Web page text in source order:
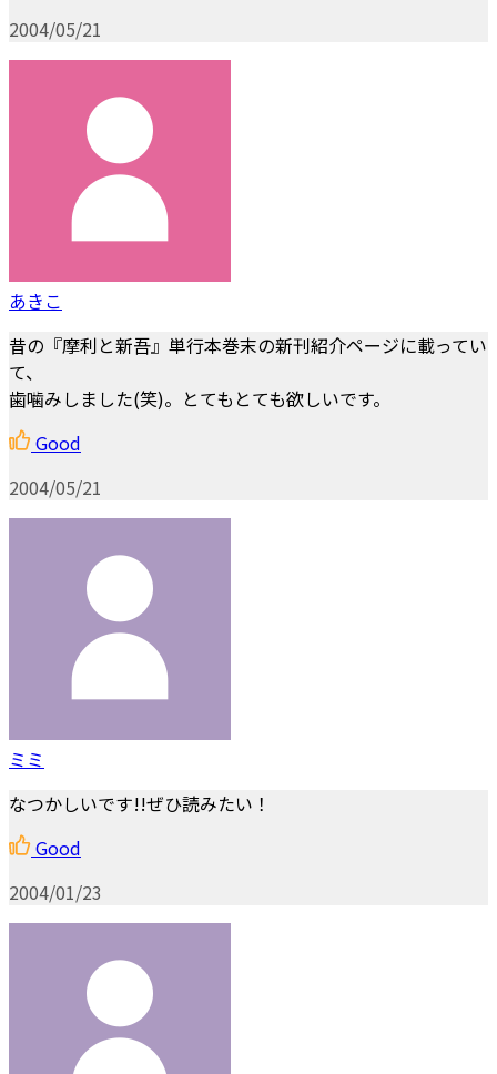
2004/05/21
あきこ
昔の『摩利と新吾』単行本巻末の新刊紹介ページに載ってい
て、
歯噛みしました(笑)。とてもとても欲しいです。
Good
2004/05/21
ミミ
なつかしいです!!ぜひ読みたい！
Good
2004/01/23